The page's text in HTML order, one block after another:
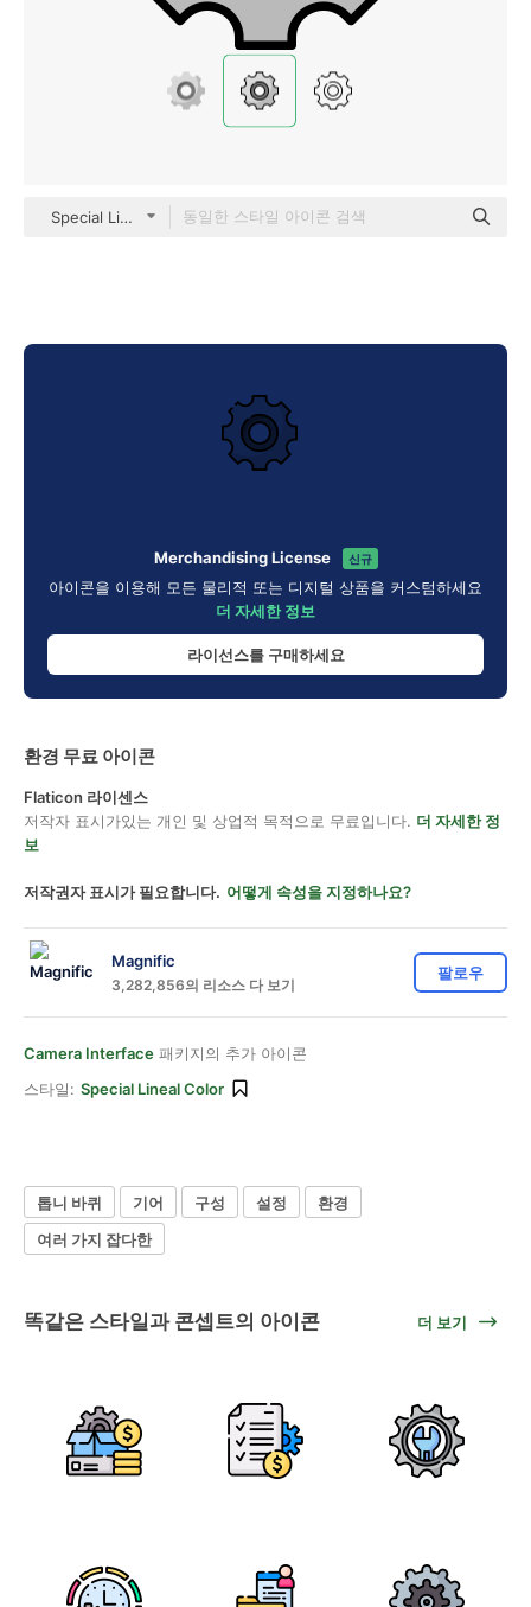
Special Lineal color
Merchandising License 신규
아이콘을 이용해 모든 물리적 또는 디지털 상품을 커스텀하세요
더 자세한 정보
라이선스를 구매하세요
환경 무료 아이콘
Flaticon 라이센스
저작자 표시가있는 개인 및 상업적 목적으로 무료입니다. 더 자세한 정
보
저작권자 표시가 필요합니다. 어떻게 속성을 지정하나요?
Magnific
3,282,856의 리소스 다 보기
팔로우
Camera Interface 패키지의 추가 아이콘
스타일: Special Lineal Color
톱니 바퀴 기어 구성 설정
환경
여러 가지 잡다한
똑같은 스타일과 콘셉트의 아이콘 더 보기